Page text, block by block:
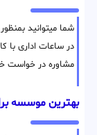
شما میتوانید
در ساعات اداری با
مشاوره در خواست
بهترین موسسه